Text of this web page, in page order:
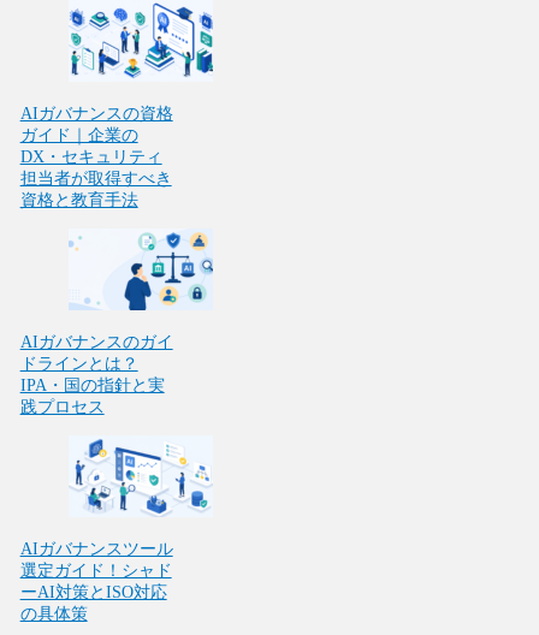
AIガバナンスの資格
ガイド｜企業の
DX・セキュリティ
担当者が取得すべき
資格と教育手法
AIガバナンスのガイ
ドラインとは？
IPA・国の指針と実
践プロセス
AIガバナンスツール
選定ガイド！シャド
ーAI対策とISO対応
の具体策